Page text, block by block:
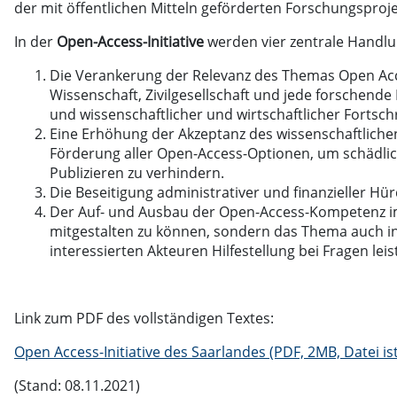
der mit öffentlichen Mitteln geförderten
In der Open-Access-Initiativewerden vier zentrale
Die Verankerung der Relevanz des Themas Open
Wissenschaft, Zivilgesellschaft und jede
und wissenschaftlicher und wirtschaftlicher
Eine Erhöhung der Akzeptanz des
Förderung aller Open-Access-Optionen, um
Publizieren zu verhindern.
Die Beseitigung administrativer und finanzieller
Der Auf- und Ausbau der Open-Access-
mitgestalten zu können, sondern das Thema auch
interessierten Akteuren Hilfestellung bei Fragen
Link zum PDF des vollständigen Textes:
Open Access-Initiative des Saarlandes (PDF, 2MB, Datei
(Stand: 08.11.2021)